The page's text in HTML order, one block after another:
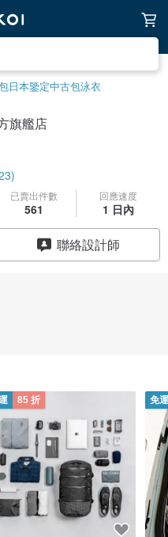
日本鑒定中古包泳衣
旗艦店
已賣出件數
561
回應速度
1 日內
聯絡設計師
85 折 免